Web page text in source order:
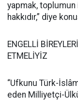
yapmak, toplumun
hakkıdır,” diye
ENGELLİ
ETMELİYİZ
“Ufkunu Türk-
eden Milliyetçi-